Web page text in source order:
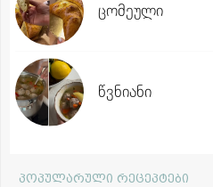
ცომეული
წვნიანი
პოპულარული რეცეპტები